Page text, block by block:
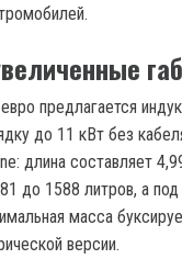
предлагается
до 11 кВт без
длина составляет
до 1588 литров, а
масса
версии.